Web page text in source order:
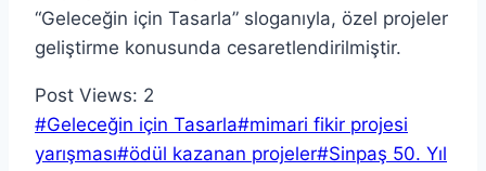
“Geleceğin için Tasarla” sloganıyla, özel projeler
geliştirme konusunda cesaretlendirilmiştir.
Post Views: 2
Post
Tags:
#Geleceğin için Tasarla#mimari fikir projesi
yarışması#ödül kazanan projeler#Sinpaş 50. Yıl